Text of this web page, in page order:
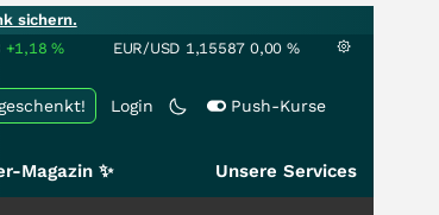
sichern.
+1,18% EUR/USD 1,15587 0,00 %
Login Push-Kurse
Magazin ✨ Unsere Services